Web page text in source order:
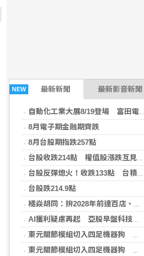
NEW 最新新聞 最新影音新聞
自動化工業大展8/19登場 富田電機秀機器人關節模組
8月電子期金融期齊跌
8月台股期指跌257點
台股收跌214點 權值股漲跌互見、雙萬金再現
台股反彈熄火！收跌133點 台積電跌40元
台股跌214.9點
橘焱胡同：拚2028年前達百店、進軍美國穩紮穩打
AI獲利疑慮再起 亞股早盤科技股領跌多數走低
東元關節模組切入四足機器狗 合作開發人形機器人
東元關節模組切入四足機器狗 合作開發人形機器人